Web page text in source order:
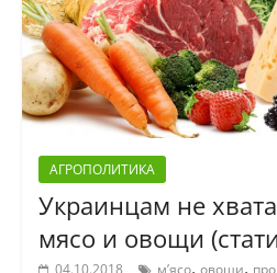
АГРОПОЛИТИКА
Украинцам не
мясо и овощи
04.10.2018 м’ясо, овощи,